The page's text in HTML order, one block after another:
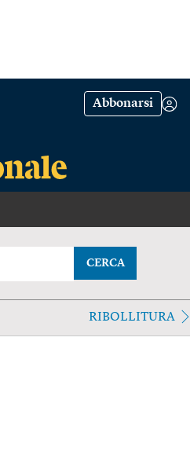
Abbonarsi
CERCA
RIBOLLITURA